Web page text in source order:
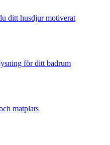
ditt husdjur motiverat
för ditt badrum
matplats